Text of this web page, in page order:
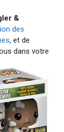
&
des
, et de
dans votre